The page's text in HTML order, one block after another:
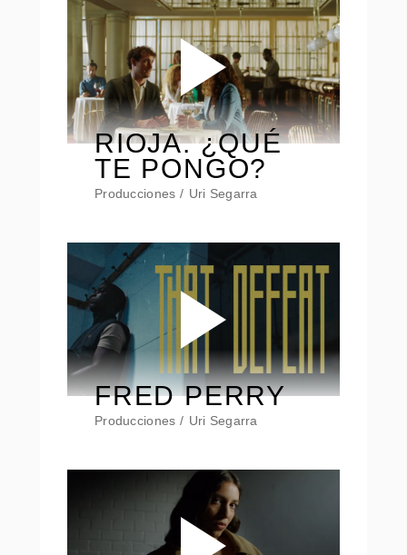
RIOJA. ¿QUÉ
TE PONGO?
Producciones Uri Segarra
FRED PERRY
Producciones Uri Segarra